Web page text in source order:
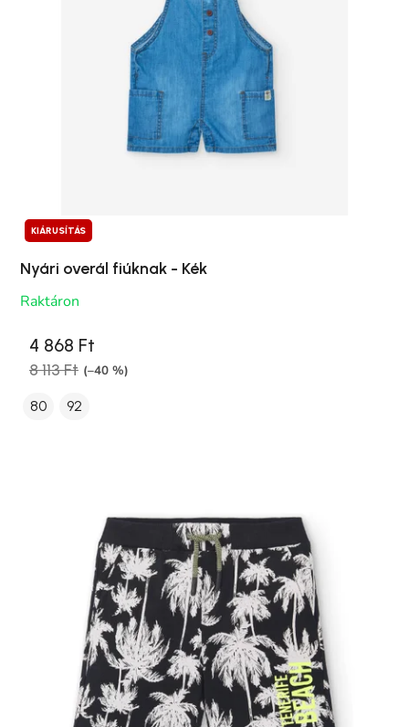
KIÁRUSÍTÁS
Nyári overál fiúknak - Kék
Raktáron
4 868 Ft
8 113 Ft (–40 %)
80 92